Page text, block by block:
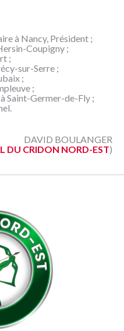
à Nancy, Président ;
Coupigny ;
;
sur-Serre ;
;
;
Saint-Germer-de-Fly ;
DAVID BOULANGER
DU CRIDON NORD-EST)